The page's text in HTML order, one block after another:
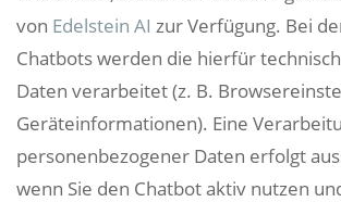
von Edelstein AI zur Verfügung. Bei
Chatbots werden die hierfür
Daten verarbeitet (z. B.
Geräteinformationen). Eine
personenbezogener Daten erfolgt
wenn Sie den Chatbot aktiv nutzen